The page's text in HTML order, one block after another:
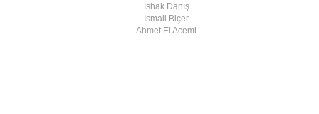
İshak Danış
İsmail Biçer
Ahmet El Acemi